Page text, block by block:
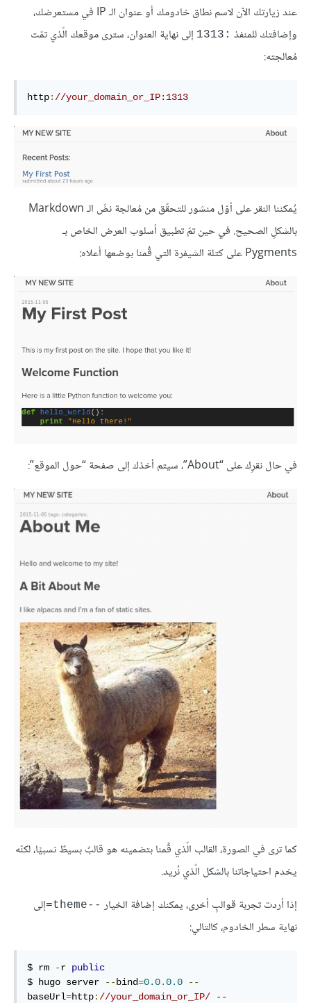
عند زيارتك الآن لاسم نطاق خادومك أو عنوان الـ IP في مستعرضك،
وإضافتك للمنفذ :1313
إلى نهاية العنوان، سترى موقعك الّذي تمّت
مُعالجته:
http: //your_domain_or_IP:1313
يُمكننا النقر على أوّل منشور للتحقّق من مُعالجة نصِّ الـ Markdown
بالشكلِ الصحيح. في حين تمّ تطبيق أسلوب العرض الخاص بـ
Pygments على كتلة الشيفرة التي قٌمنا بوضعها أعلاه:
في حال نقرِك على “About”، سيتم أخذك إلى صفحة “حول الموقع”:
كما ترى في الصورة، القالب الّذي قٌمنا بتضمينه هو قالبٌ بسيطٌ نسبيًا، لكنّه
يخدم احتياجاتنا بالشكل الّذي نُريد.
إذا أردت تجربة قوالبٍ أخرى، يمكنك إضافة الخيار --theme=
إلى
نهاية سطر الخادوم، كالتالي:
$ rm -r public
$ hugo server
--bind=0.0.0.0
--
baseUrl=http: //your_domain_or_IP/ --